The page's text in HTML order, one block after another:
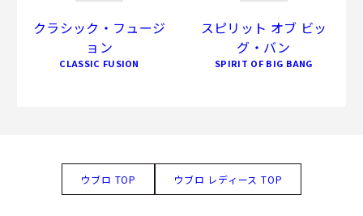
クラシック・フュージ
ョン
CLASSIC FUSION
スピリット オブ ビッ
グ・バン
SPIRIT OF BIG BANG
ウブロ TOP ウブロ レディース TOP